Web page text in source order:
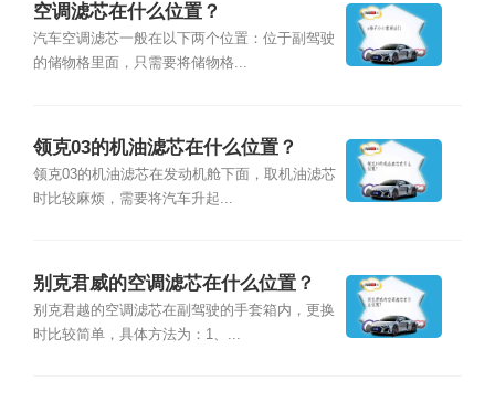
空调滤芯在什么位置？
汽车空调滤芯一般在以下两个位置：位于副驾驶
的储物格里面，只需要将储物格...
领克03的机油滤芯在什么位置？
领克03的机油滤芯在发动机舱下面，取机油滤芯
时比较麻烦，需要将汽车升起...
别克君威的空调滤芯在什么位置？
别克君越的空调滤芯在副驾驶的手套箱内，更换
时比较简单，具体方法为：1、...